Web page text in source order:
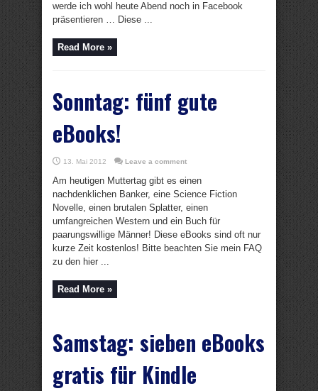
werde ich wohl heute Abend noch in Facebook
präsentieren … Diese ...
Read More »
Sonntag: fünf gute
eBooks!
13. Mai 2012 Leave a comment
Am heutigen Muttertag gibt es einen
nachdenklichen Banker, eine Science Fiction
Novelle, einen brutalen Splatter, einen
umfangreichen Western und ein Buch für
paarungswillige Männer! Diese eBooks sind oft nur
kurze Zeit kostenlos! Bitte beachten Sie mein FAQ
zu den hier ...
Read More »
Samstag: sieben eBooks
gratis für Kindle